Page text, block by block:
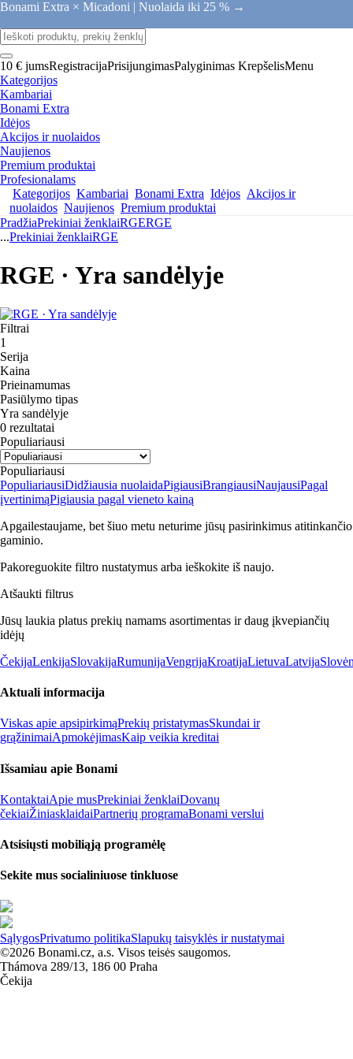
Bonami Extra × Micadoni | Nuolaida iki 25 % →
10 € jumsRegistracijaPrisijungimasPalyginimas KrepšelisMenu
Kategorijos
Kambariai
Bonami Extra
Idėjos
Akcijos ir nuolaidos
Naujienos
Premium produktai
Profesionalams
Kategorijos Kambariai Bonami Extra Idėjos Akcijos ir
nuolaidos Naujienos Premium produktai
PradžiaPrekiniai ženklaiRGERGE
...Prekiniai ženklaiRGE
RGE · Yra sandėlyje
Filtrai
1
Serija
Kaina
Prieinamumas
Pasiūlymo tipas
Yra sandėlyje
0 rezultatai
Populiariausi
Populiariausi
PopuliariausiDidžiausia nuolaidaPigiausiBrangiausiNaujausiPagal
įvertinimąPigiausia pagal vieneto kainą
Apgailestaujame, bet šiuo metu neturime jūsų pasirinkimus atitinkančio
gaminio.
Pakoreguokite filtro nustatymus arba ieškokite iš naujo.
Atšaukti filtrus
Jūsų laukia platus prekių namams asortimentas ir daug įkvepiančių
idėjų
ČekijaLenkijaSlovakijaRumunijaVengrijaKroatijaLietuvaLatvija
Aktuali informacija
Viskas apie apsipirkimąPrekių pristatymasSkundai ir
grąžinimaiApmokėjimasKaip veikia kreditai
Išsamiau apie Bonami
KontaktaiApie musPrekiniai ženklaiDovanų
čekiaiŽiniasklaidaiPartnerių programaBonami verslui
Atsisiųsti mobiliąją programėlę
Sekite mus socialiniuose tinkluose
SąlygosPrivatumo politikaSlapukų taisyklės ir nustatymai
©2026 Bonami.cz, a.s. Visos teisės saugomos.
Thámova 289/13, 186 00 Praha
Čekija